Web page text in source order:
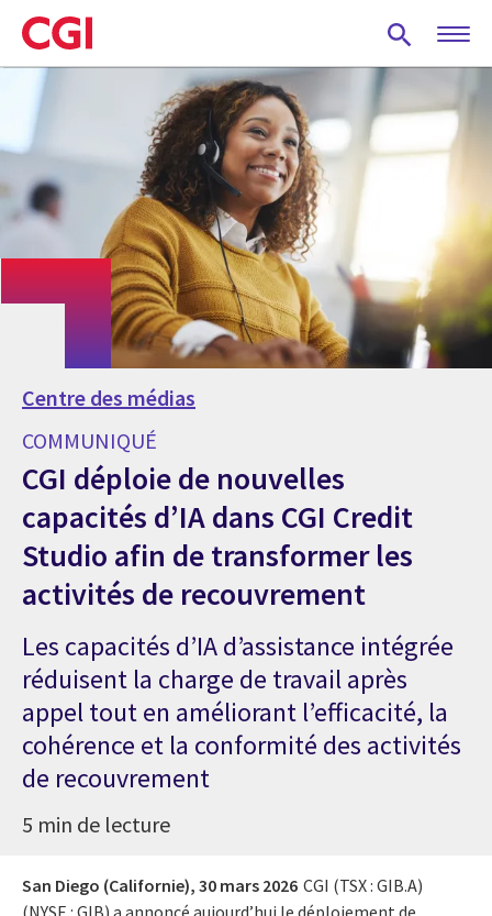
Skip
to
main
content
Centre des médias
COMMUNIQUÉ
CGI déploie de nouvelles
capacités d’IA dans CGI Credit
Studio afin de transformer les
activités de recouvrement
Les capacités d’IA d’assistance intégrée
réduisent la charge de travail après
appel tout en améliorant l’efficacité, la
cohérence et la conformité des activités
de recouvrement
5 min de lecture
San Diego (Californie), 30 mars 2026 CGI (TSX : GIB.A)
(NYSE : GIB) a annoncé aujourd’hui le déploiement de